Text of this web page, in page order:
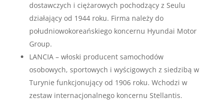
dostawczych i ciężarowych pochodzący z Seulu
działający od 1944 roku. Firma należy do
południowokoreańskiego koncernu Hyundai Motor
Group.
LANCIA – włoski producent samochodów
osobowych, sportowych i wyścigowych z siedzibą w
Turynie funkcjonujący od 1906 roku. Wchodzi w
zestaw internacjonalnego koncernu Stellantis.